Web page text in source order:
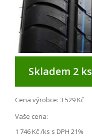
Skladem 2 ks
Cena výrobce: 3 529 Kč
Vaše cena:
1 746 Kč/ks s DPH 21%